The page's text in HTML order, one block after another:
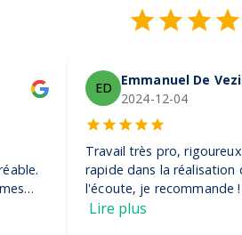
ED
Emmanuel De Vezin
2024-12-04
Travail très pro, rigoureux et
rapide dans la réalisation de la
l'écoute, je recommande ! Encore
casquettes
Lire plus